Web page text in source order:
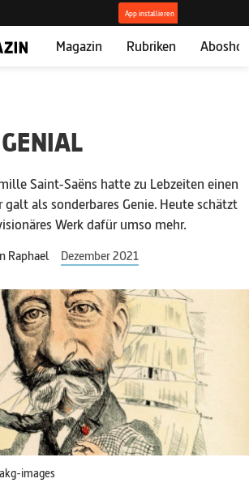
Magazin Rubriken
Saint-Saëns hatte zu Lebzeiten einen
galt als sonderbares Genie. Heute schätzt
Werk dafür umso mehr.
Raphael Dezember 2021
images